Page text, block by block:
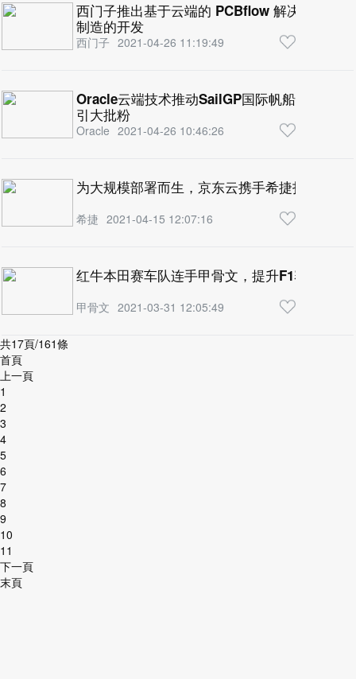
西门子推出基于云端的 PCBflow 解决方案，
制造的开发
西门子 2021-04-26 11:19:49
Oracle云端技术推动SailGP国际帆船大奖赛
引大批粉
Oracle 2021-04-26 10:46:26
为大规模部署而生，京东云携手希捷打造新一
希捷 2021-04-15 12:07:16
红牛本田赛车队连手甲骨文，提升F1赛车数据
甲骨文 2021-03-31 12:05:49
共17頁/161條
首頁
上一頁
1
2
3
4
5
6
7
8
9
10
11
下一頁
末頁